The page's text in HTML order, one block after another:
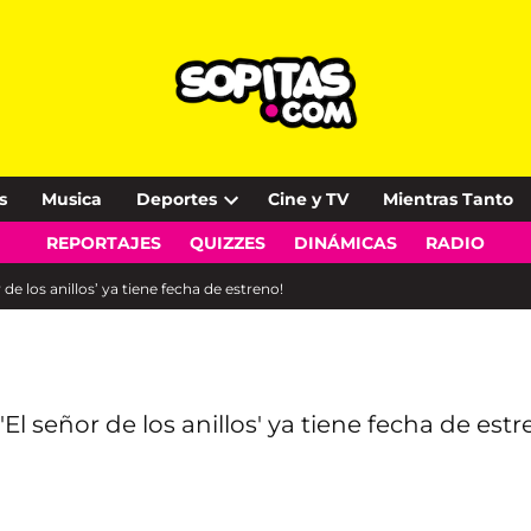
Musica Deportes
Open
dropdown
Cine y TV Mientras Tanto
REPORTAJES QUIZZES DINÁMICAS RADIO
los anillos’ ya tiene fecha de estreno!